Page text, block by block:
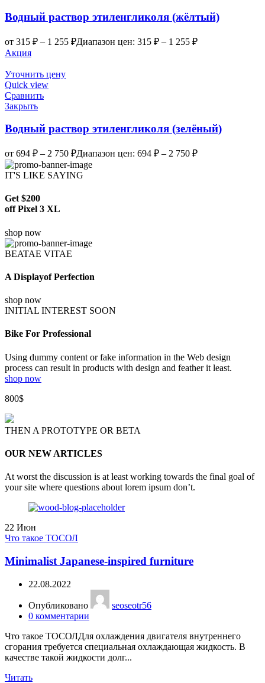
Водный раствор этиленгликоля (жёлтый)
от 315 ₽ – 1 255 ₽Диапазон цен: 315 ₽ – 1 255 ₽
Акция
Уточнить цену
Quick view
Сравнить
Закрыть
Водный раствор этиленгликоля (зелёный)
от 694 ₽ – 2 750 ₽Диапазон цен: 694 ₽ – 2 750 ₽
IT'S LIKE SAYING
Get $200
off Pixel 3 XL
shop now
BEATAE VITAE
A Displayof Perfection
shop now
INITIAL INTEREST SOON
Bike For Professional
Using dummy content or fake information in the Web design
process can result in products with design and feather it least.
shop now
800$
THEN A PROTOTYPE OR BETA
OUR NEW ARTICLES
At worst the discussion is at least working towards the final goal of
your site where questions about lorem ipsum don’t.
22 Июн
Что такое ТОСОЛ
Minimalist Japanese-inspired furniture
22.08.2022
Опубликовано
seoseotr56
0 комментарии
Что такое ТОСОЛДля охлаждения двигателя внутреннего
сгорания требуется специальная охлаждающая жидкость. В
качестве такой жидкости долг...
Читать